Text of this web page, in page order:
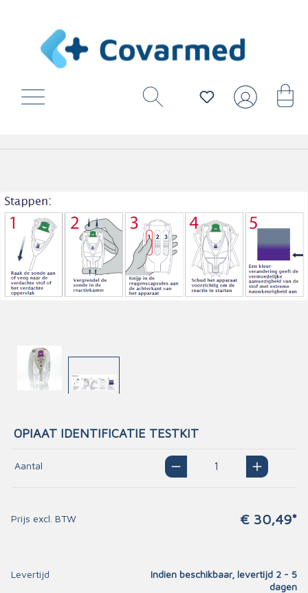
OPIAAT IDENTIFICATIE TESTKIT
Aantal
Prijs excl. BTW € 30,49*
Levertijd
Indien beschikbaar, levertijd 2 - 5
dagen